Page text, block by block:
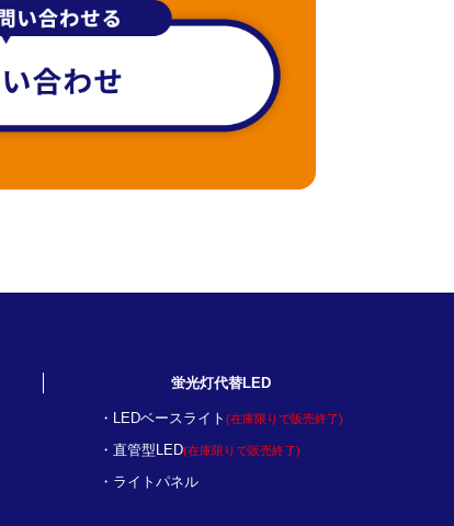
蛍光灯代替LED
LEDベースライト (在庫限りで販売終了)
直管型LED(在庫限りで販売終了)
ライトパネル